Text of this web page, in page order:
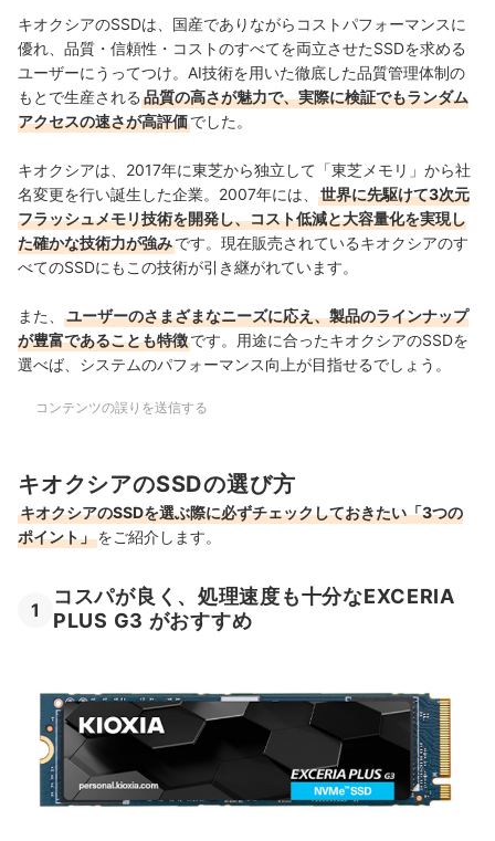
キオクシアのSSDは、国産でありながらコストパフォーマンスに
優れ、品質・信頼性・コストのすべてを両立させたSSDを求める
ユーザーにうってつけ。AI技術を用いた徹底した品質管理体制の
もとで生産される 品質の高さが魅力で、実際に検証でもランダム
アクセスの速さが高評価でした。
キオクシアは、2017年に東芝から独立して「東芝メモリ」から社
名変更を行い誕生した企業。2007年には、
世界に先駆けて3次元
フラッシュメモリ技術を開発し、コスト低減と大容量化を実現し
た確かな技術力が強みです。現在販売されているキオクシアのす
べてのSSDにもこの技術が引き継がれています。
また、
ユーザーのさまざまなニーズに応え、製品のラインナップ
が豊富であることも特徴です。用途に合ったキオクシアのSSDを
選べば、システムのパフォーマンス向上が目指せるでしょう。
コンテンツの誤りを送信する
キオクシアのSSDの選び方
キオクシアのSSDを選ぶ際に必ずチェックしておきたい「3つの
ポイント」をご紹介します。
1
コスパが良く、処理速度も十分なEXCERIA
PLUS G3 がおすすめ